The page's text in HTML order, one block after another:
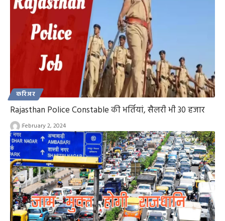
करिअर
Rajasthan Police Constable की भर्तियां, सैलरी भी 30 हजार
February 2, 2024